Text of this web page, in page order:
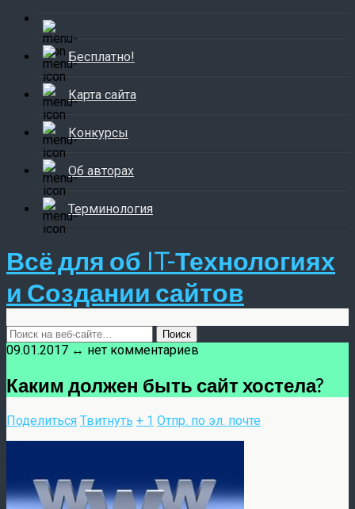
Бесплатно!
Карта сайта
Конкурсы
Об авторах
Терминология
Всё для об IT-Технологиях
и Создании сайтов
09.01.2017 ↔ нет комментариев
Каким должен быть сайт хостела?
Поделиться Твитнуть + 1 Отпр. по эл. почте